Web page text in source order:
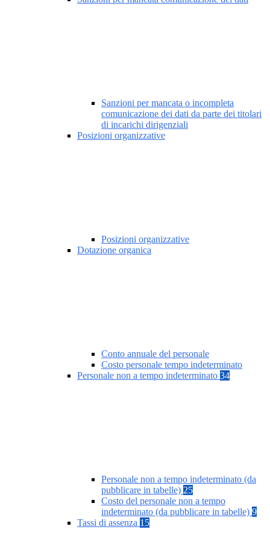
Sanzioni per mancata o incompleta
comunicazione dei dati da parte dei titolari
di incarichi dirigenziali
Posizioni organizzative
Posizioni organizzative
Dotazione organica
Conto annuale del personale
Costo personale tempo indeterminato
Personale non a tempo indeterminato 34
Personale non a tempo indeterminato (da
pubblicare in tabelle) 25
Costo del personale non a tempo
indeterminato (da pubblicare in tabelle) 9
Tassi di assenza 15